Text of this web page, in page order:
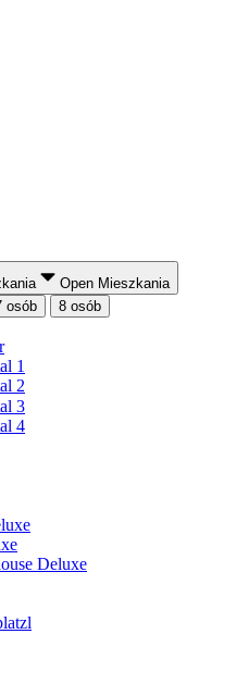
Open Mieszkania
osób 8 osób
1
2
3
4
Deluxe